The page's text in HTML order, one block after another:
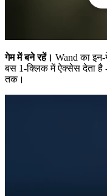
गेम में बने रहें। Wand का
बस 1-क्लिक में ऐक्सेस देता है
तक।